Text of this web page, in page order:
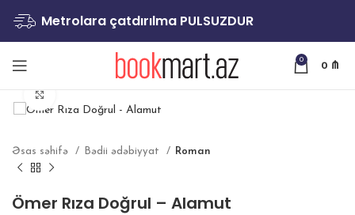
Metrolara çatdırılma PULSUZDUR
0
0 ₼
Əsas səhifə Bədii ədəbiyyat Roman
Ömer Rıza Doğrul – Alamut